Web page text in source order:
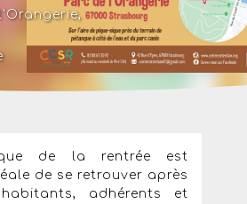
,
de la rentrée est
de se retrouver après
adhérents et